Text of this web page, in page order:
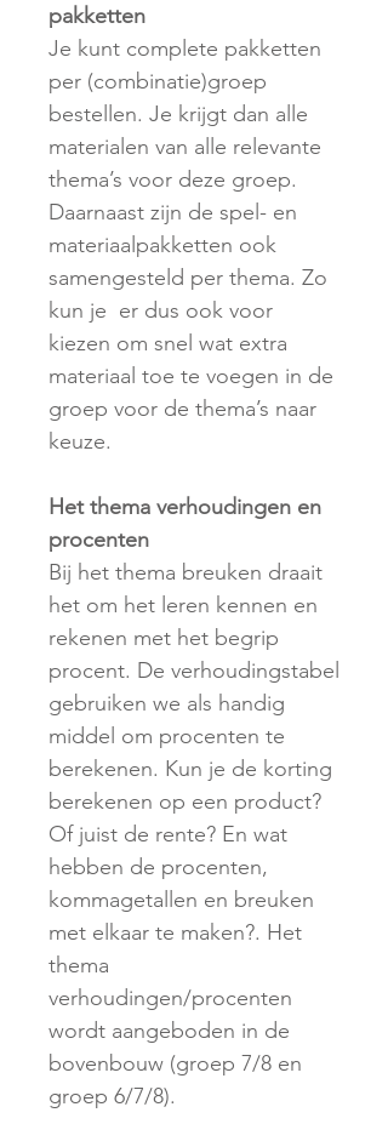
pakketten
Je kunt complete pakketten
per (combinatie)groep
bestellen. Je krijgt dan alle
materialen van alle relevante
thema’s voor deze groep.
Daarnaast zijn de spel- en
materiaalpakketten ook
samengesteld per thema. Zo
kun je er dus ook voor
kiezen om snel wat extra
materiaal toe te voegen in de
groep voor de thema’s naar
keuze.
Het thema verhoudingen en
procenten
Bij het thema breuken draait
het om het leren kennen en
rekenen met het begrip
procent. De verhoudingstabel
gebruiken we als handig
middel om procenten te
berekenen. Kun je de korting
berekenen op een product?
Of juist de rente? En wat
hebben de procenten,
kommagetallen en breuken
met elkaar te maken?. Het
thema
verhoudingen/procenten
wordt aangeboden in de
bovenbouw (groep 7/8 en
groep 6/7/8).